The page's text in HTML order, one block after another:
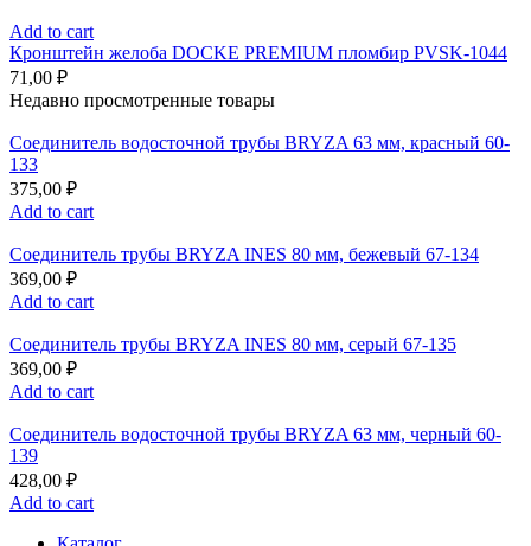
Add to cart
Кронштейн желоба DOCKE PREMIUM пломбир PVSK-1044
71,00 ₽
Недавно просмотренные товары
Соединитель водосточной трубы BRYZA 63 мм, краcный 60-
133
375,00 ₽
Add to cart
Соединитель трубы BRYZA INES 80 мм, бежевый 67-134
369,00 ₽
Add to cart
Соединитель трубы BRYZA INES 80 мм, серый 67-135
369,00 ₽
Add to cart
Соединитель водосточной трубы BRYZA 63 мм, черный 60-
139
428,00 ₽
Add to cart